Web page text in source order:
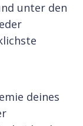
unter den
deines